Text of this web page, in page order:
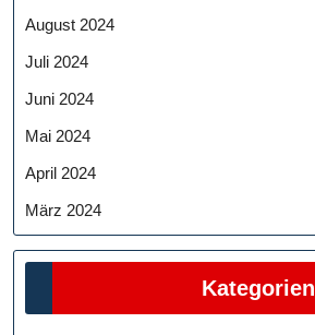
August 2024
Juli 2024
Juni 2024
Mai 2024
April 2024
März 2024
Kategorien